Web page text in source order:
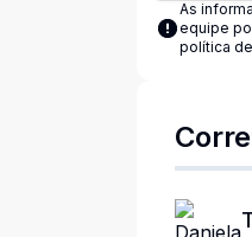
As
equipe
política